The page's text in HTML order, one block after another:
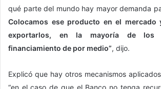
qué parte del mundo hay mayor demanda
Colocamos ese producto en el mercado
exportarlos, en la mayoría de los
financiamiento de por medio”, dijo.
Explicó que hay otros mecanismos
“en el caso de que el Banco no tenga